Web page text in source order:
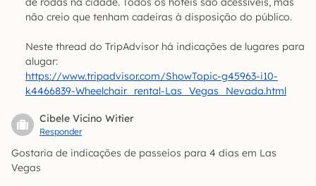
não creio que tenham cadeiras à disposição do público.
Neste thread do TripAdvisor há indicações de lugares para
alugar:
https://www.tripadvisor.com/ShowTopic-g45963-i10-
k4466839-Wheelchair_rental-Las_Vegas_Nevada.html
Cibele Vicino Witier
Responder
Gostaria de indicações de passeios para 4 dias em Las
Vegas